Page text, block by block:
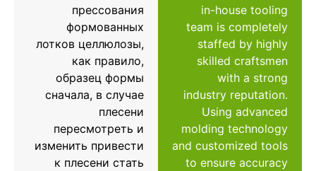
прессования
формованных
лотков целлюлозы,
как правило,
образец формы
сначала, в случае
плесени
пересмотреть и
изменить привести
к плесени стать
in-house tooling
team is completely
staffed by highly
skilled craftsmen
with a strong
industry reputation.
Using advanced
molding technology
and customized tools
to ensure accuracy